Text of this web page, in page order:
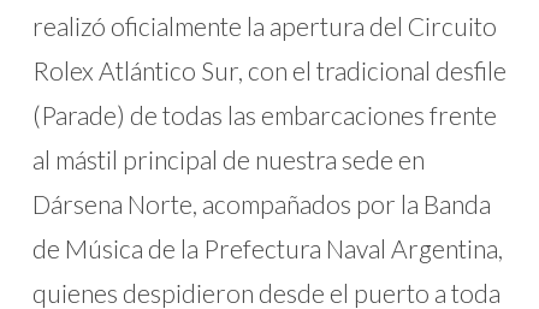
realizó oficialmente la apertura del Circuito
Rolex Atlántico Sur, con el tradicional desfile
(Parade) de todas las embarcaciones frente
al mástil principal de nuestra sede en
Dársena Norte, acompañados por la Banda
de Música de la Prefectura Naval Argentina,
quienes despidieron desde el puerto a toda